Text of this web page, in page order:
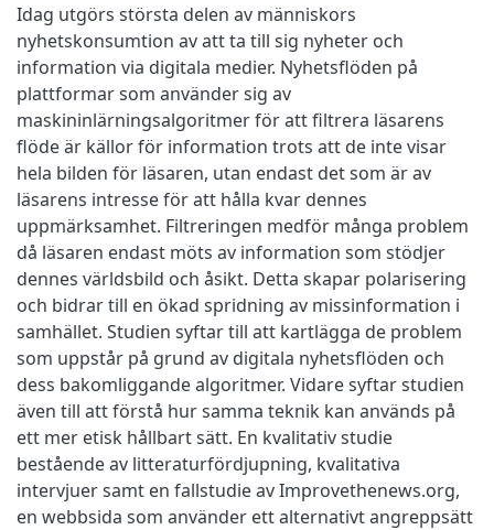
Idag utgörs största delen av människors
nyhetskonsumtion av att ta till sig nyheter och
information via digitala medier. Nyhetsflöden på
plattformar som använder sig av
maskininlärningsalgoritmer för att filtrera läsarens
flöde är källor för information trots att de inte visar
hela bilden för läsaren, utan endast det som är av
läsarens intresse för att hålla kvar dennes
uppmärksamhet. Filtreringen medför många problem
då läsaren endast möts av information som stödjer
dennes världsbild och åsikt. Detta skapar polarisering
och bidrar till en ökad spridning av missinformation i
samhället. Studien syftar till att kartlägga de problem
som uppstår på grund av digitala nyhetsflöden och
dess bakomliggande algoritmer. Vidare syftar studien
även till att förstå hur samma teknik kan används på
ett mer etisk hållbart sätt. En kvalitativ studie
bestående av litteraturfördjupning, kvalitativa
intervjuer samt en fallstudie av Improvethenews.org,
en webbsida som använder ett alternativt angreppsätt